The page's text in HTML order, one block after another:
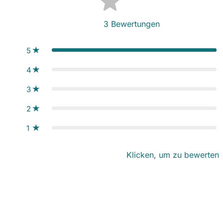
3 Bewertungen
5
4
3
2
1
Klicken, um zu bewerten